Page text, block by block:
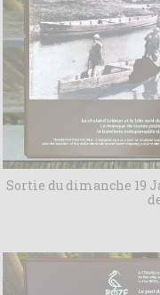
Sortie du dimanche 19